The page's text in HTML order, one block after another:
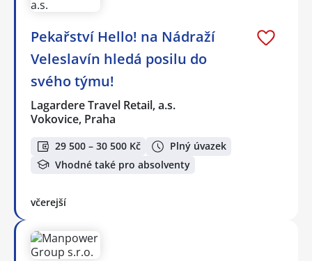
Pekařství Hello! na Nádraží
Veleslavín hledá posilu do
svého týmu!
Lagardere Travel Retail, a.s.
Vokovice, Praha
29 500 – 30 500 Kč
Plný úvazek
Vhodné také pro absolventy
včerejší